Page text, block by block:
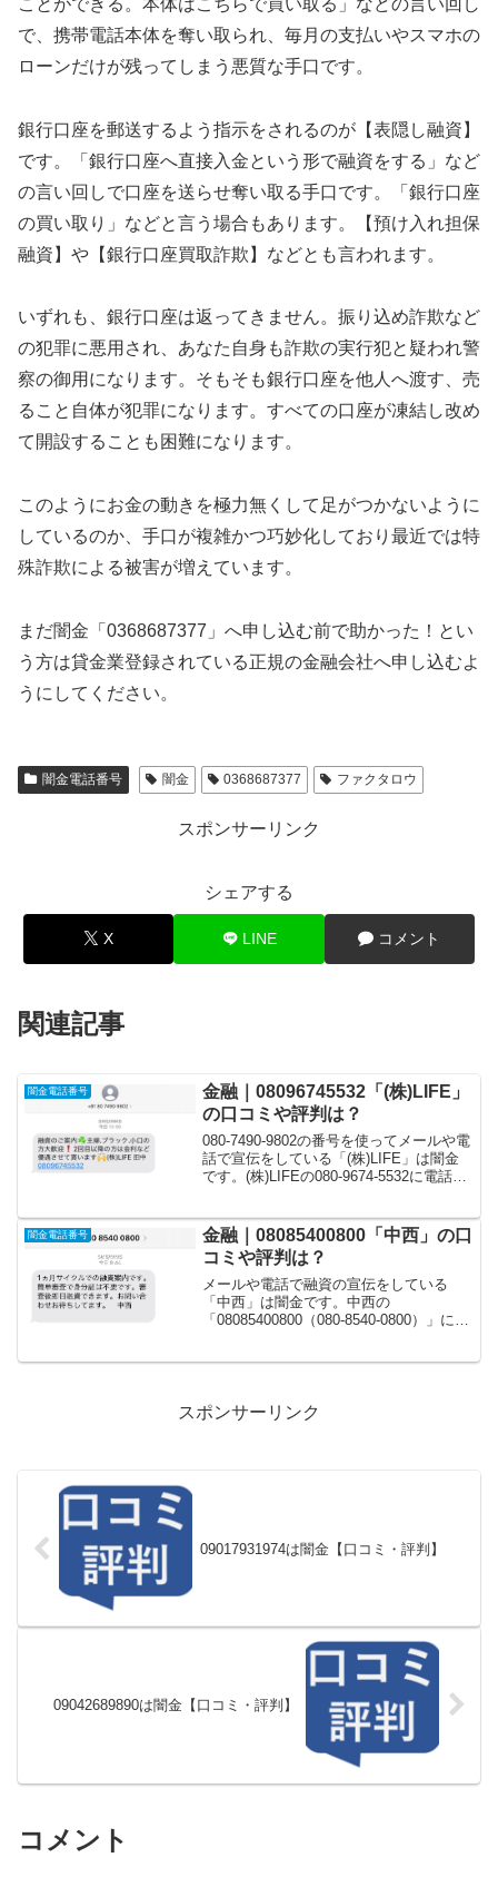
で、携帯電話本体を奪い取られ、毎月の支払いやスマホの
ローンだけが残ってしまう悪質な手口です。
銀行口座を郵送するよう指示をされるのが【表隠し融資】
です。「銀行口座へ直接入金という形で融資をする」など
の言い回しで口座を送らせ奪い取る手口です。「銀行口座
の買い取り」などと言う場合もあります。【預け入れ担保
融資】や【銀行口座買取詐欺】などとも言われます。
いずれも、銀行口座は返ってきません。振り込め詐欺など
の犯罪に悪用され、あなた自身も詐欺の実行犯と疑われ警
察の御用になります。そもそも銀行口座を他人へ渡す、売
ること自体が犯罪になります。すべての口座が凍結し改め
て開設することも困難になります。
このようにお金の動きを極力無くして足がつかないように
しているのか、手口が複雑かつ巧妙化しており最近では特
殊詐欺による被害が増えています。
まだ闇金「0368687377」へ申し込む前で助かった！とい
う方は貸金業登録されている正規の金融会社へ申し込むよ
うにしてください。
闇金電話番号 闇金 0368687377 ファクタロウ
スポンサーリンク
シェアする
X LINE コメント
関連記事
闇金電話番号
金融｜08096745532「(株)LIFE」
の口コミや評判は？
080-7490-9802の番号を使ってメールや電
話で宣伝をしている「(株)LIFE」は闇金
です。(株)LIFEの080-9674-5532に電話や
☘主婦.ブラック.小...
闇金電話番号
金融｜08085400800「中西」の口
コミや評判は？
メールや電話で融資の宣伝をしている
「中西」は闇金です。中西の
「08085400800（080-8540-0800）」に電
スポンサーリンク
09017931974は闇金【口コミ・評判】
09042689890は闇金【口コミ・評判】
コメント